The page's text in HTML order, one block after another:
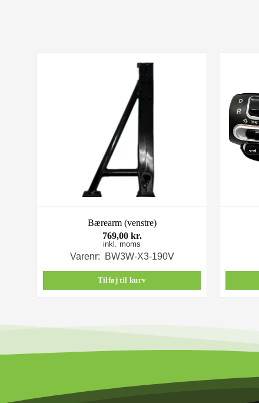
Bærearm (venstre)
769,00 kr.
inkl. moms
Varenr: BW3W-X3-190V
Tilføj til kurv